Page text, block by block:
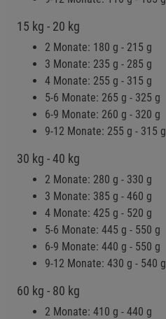
15 kg - 20 kg
2 Monate: 180 g - 215 g
3 Monate: 235 g - 285 g
4 Monate: 255 g - 315 g
5-6 Monate: 265 g - 325 g
6-9 Monate: 260 g - 320 g
9-12 Monate: 255 g - 315 g
30 kg - 40 kg
2 Monate: 280 g - 330 g
3 Monate: 385 g - 460 g
4 Monate: 425 g - 520 g
5-6 Monate: 445 g - 550 g
6-9 Monate: 440 g - 550 g
9-12 Monate: 430 g - 540 g
60 kg - 80 kg
2 Monate: 410 g - 440 g